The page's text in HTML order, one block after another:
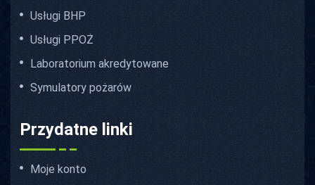
Usługi BHP
Usługi PPOŻ
Laboratorium akredytowane
Symulatory pożarów
Przydatne linki
Moje konto